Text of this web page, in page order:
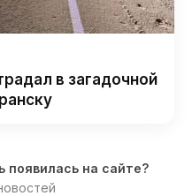
в загадочной
появилась на сайте?